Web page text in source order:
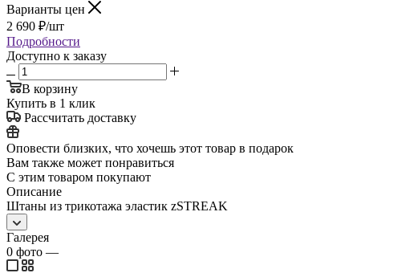
Варианты цен
2 690 ₽/шт
Подробности
Доступно к заказу
В корзину
Купить в 1 клик
Рассчитать доставку
Оповести близких, что хочешь этот товар в подарок
Вам также может понравиться
С этим товаром покупают
Описание
Штаны из трикотажа эластик zSTREAK
Галерея
0 фото —